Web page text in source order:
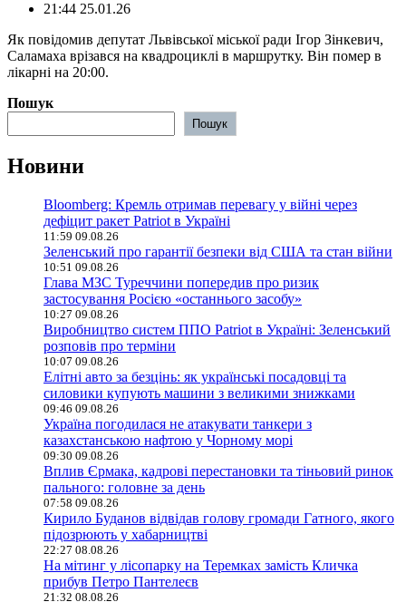
21:44 25.01.26
Як повідомив депутат Львівської міської ради Ігор Зінкевич,
Саламаха врізався на квадроциклі в маршрутку. Він помер в
лікарні на 20:00.
Пошук
Пошук
Новини
Bloomberg: Кремль отримав перевагу у війні через
дефіцит ракет Patriot в Україні
11:59 09.08.26
Зеленський про гарантії безпеки від США та стан війни
10:51 09.08.26
Глава МЗС Туреччини попередив про ризик
застосування Росією «останнього засобу»
10:27 09.08.26
Виробництво систем ППО Patriot в Україні: Зеленський
розповів про терміни
10:07 09.08.26
Елітні авто за безцінь: як українські посадовці та
силовики купують машини з великими знижками
09:46 09.08.26
Україна погодилася не атакувати танкери з
казахстанською нафтою у Чорному морі
09:30 09.08.26
Вплив Єрмака, кадрові перестановки та тіньовий ринок
пального: головне за день
07:58 09.08.26
Кирило Буданов відвідав голову громади Гатного, якого
підозрюють у хабарництві
22:27 08.08.26
На мітинг у лісопарку на Теремках замість Кличка
прибув Петро Пантелеєв
21:32 08.08.26